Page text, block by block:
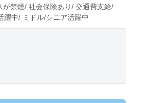
禁煙/ 社会保険あり/ 交通費支給/
躍中/ ミドル/シニア活躍中